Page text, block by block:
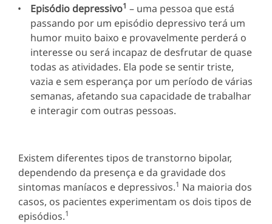
Episódio depressivo1 – uma pessoa que está
passando por um episódio depressivo terá um
humor muito baixo e provavelmente perderá o
interesse ou será incapaz de desfrutar de quase
todas as atividades. Ela pode se sentir triste,
vazia e sem esperança por um período de várias
semanas, afetando sua capacidade de trabalhar
e interagir com outras pessoas.
Existem diferentes tipos de transtorno bipolar,
dependendo da presença e da gravidade dos
sintomas maníacos e depressivos.1 Na maioria dos
casos, os pacientes experimentam os dois tipos de
episódios.1